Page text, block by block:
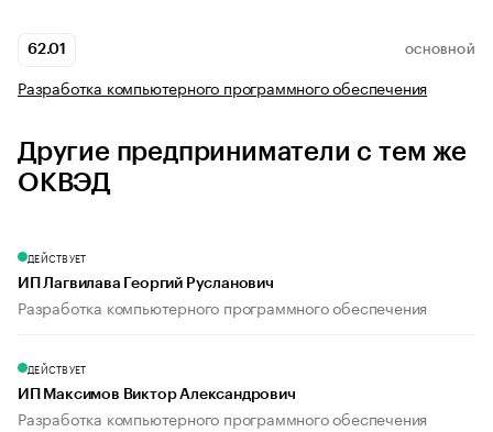
62.01 ОСНОВНОЙ
Разработка компьютерного программного обеспечения
Другие предприниматели с тем же
ОКВЭД
ДЕЙСТВУЕТ
ИП Лагвилава Георгий Русланович
Разработка компьютерного программного обеспечения
ДЕЙСТВУЕТ
ИП Максимов Виктор Александрович
Разработка компьютерного программного обеспечения